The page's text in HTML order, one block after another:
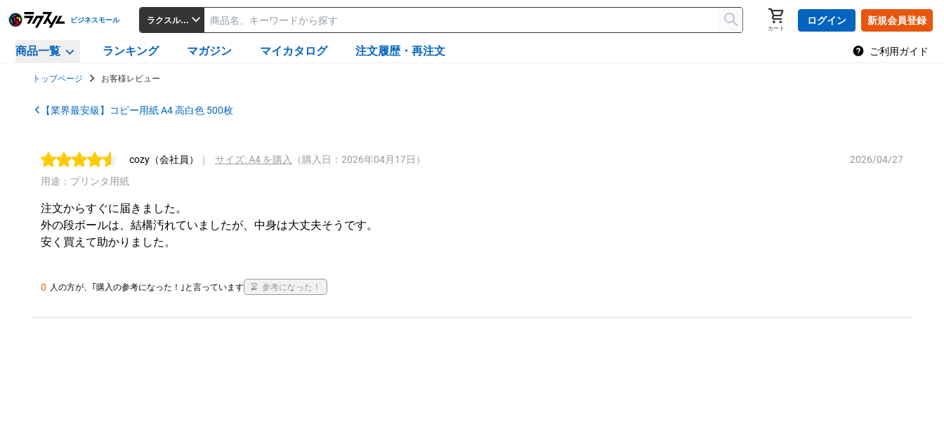
ビジネスモール ラクスルビジネスモール
カート
ログイン 新規会員登録
商品一覧 ランキング マガジン マイカタログ 注文履歴・再注文 ご利用ガイド
トップページ お客様レビュー
【業界最安級】コピー用紙 A4 高白色 500枚
cozy （会社員） サイズ: A4 を購入 （購入日：2026年04月17日）
2026/04/27
用途：プリンタ用紙
注文からすぐに届きました。
外の段ボールは、結構汚れていましたが、中身は大丈夫そうです。
安く買えて助かりました。
0 人の方が、｢購入の参考になった！｣と言っています 参考になった！